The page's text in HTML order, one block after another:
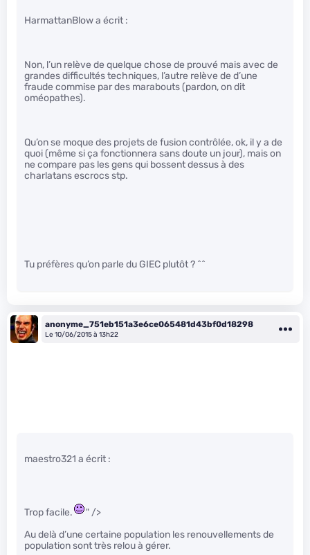
HarmattanBlow a écrit :
Non, l’un relève de quelque chose de prouvé mais avec de
grandes difficultés techniques, l’autre relève de d’une
fraude commise par des marabouts (pardon, on dit
oméopathes).
Qu’on se moque des projets de fusion contrôlée, ok, il y a de
quoi (même si ça fonctionnera sans doute un jour), mais on
ne compare pas les gens qui bossent dessus à des
charlatans escrocs stp.
Tu préfères qu’on parle du GIEC plutôt ? ^^
anonyme_751eb151a3e6ce065481d43bf0d18298
Le 10/06/2015 à 13h22
maestro321 a écrit :
Trop facile.
" />
Au delà d’une certaine population les renouvellements de
population sont très relou à gérer.